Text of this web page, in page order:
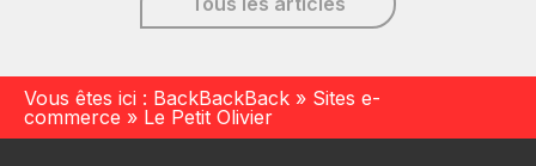
Vous êtes ici : BackBackBack » Sites e-
commerce » Le Petit Olivier